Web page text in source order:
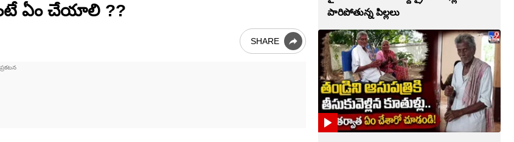
ఏం చేయాలి ??
SHARE
పారిపోతున్న పిల్లలు